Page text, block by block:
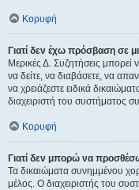
Κορυφή
Γιατί δεν έχω πρόσβαση σε
Μερικές Δ. Συζητήσεις μπορεί
να δείτε, να διαβάσετε, να
να χρειάζεστε ειδικά
διαχειριστή του συστήματος
Κορυφή
Γιατί δεν μπορώ να
Τα δικαιώματα συνημμένου
μέλος. Ο διαχειριστής του